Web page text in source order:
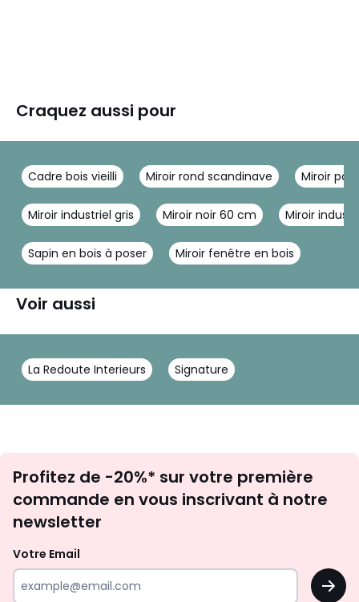
Craquez aussi pour
Cadre bois vieilli Miroir rond scandinave Miroir
Miroir industriel gris Miroir noir 60 cm Miroir
Sapin en bois à poser Miroir fenêtre en bois
Voir aussi
La Redoute Interieurs Signature
newsletter
Profitez de -20%* sur votre première
commande en vous inscrivant à notre
newsletter
Votre Email
OK